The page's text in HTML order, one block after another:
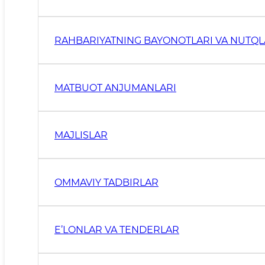
RAHBARIYATNING BAYONOTLARI VA
MATBUOT ANJUMANLARI
MAJLISLAR
OMMAVIY TADBIRLAR
E’LONLAR VA TENDERLAR